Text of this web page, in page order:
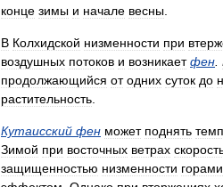
конце зимы и начале весны
В Колхидской низменности при
воздушных потоков и возникает фен
продолжающийся от одних суток до
растительность
Кутаисский фен может поднять
Зимой при восточных ветрах
защищенностью низменности горами